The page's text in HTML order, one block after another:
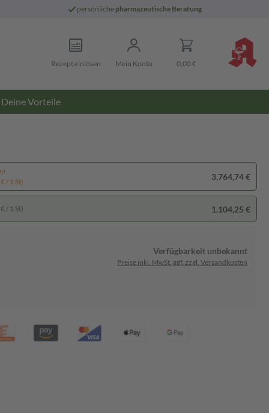
persönliche pharmazeutische Beratung
Rezept einlösen Mein Konto 0,00 €
Deine Vorteile
/ 1 St)
3.764,74 €
/ 1 St) 1.104,25 €
Verfügbarkeit unbekannt
Preise inkl. MwSt. ggf. zzgl. Versandkosten